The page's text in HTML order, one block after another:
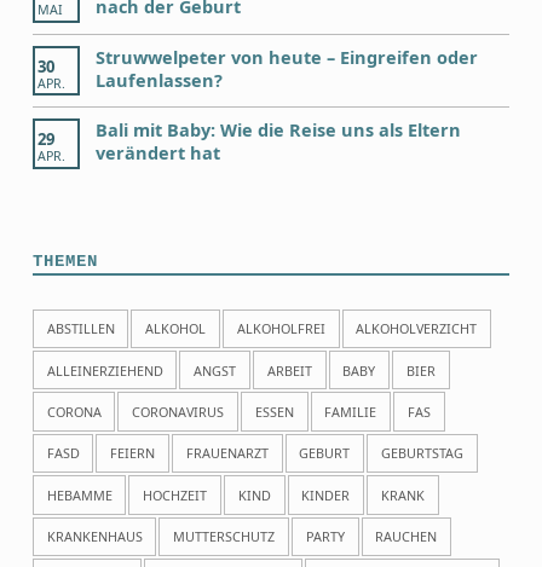
MAI nach der Geburt
30
APR.
Struwwelpeter von heute – Eingreifen oder
Laufenlassen?
29
APR.
Bali mit Baby: Wie die Reise uns als Eltern
verändert hat
THEMEN
ABSTILLEN ALKOHOL ALKOHOLFREI ALKOHOLVERZICHT
ALLEINERZIEHEND ANGST ARBEIT BABY BIER
CORONA CORONAVIRUS ESSEN FAMILIE FAS
FASD FEIERN FRAUENARZT GEBURT GEBURTSTAG
HEBAMME HOCHZEIT KIND KINDER KRANK
KRANKENHAUS MUTTERSCHUTZ PARTY RAUCHEN